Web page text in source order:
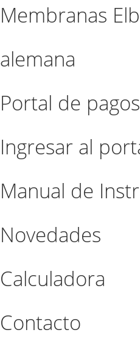
Membranas
alemana
Portal de pagos
Ingresar al
Manual de
Novedades
Calculadora
Contacto